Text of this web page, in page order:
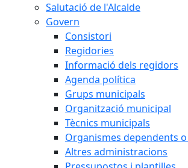
Salutació de l'Alcalde
Govern
Consistori
Regidories
Informació dels regidors
Agenda política
Grups municipals
Organització municipal
Tècnics municipals
Organismes dependents
Altres administracions